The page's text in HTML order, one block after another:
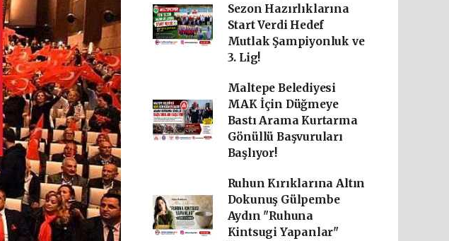
Sezon Hazırlıklarına
Start Verdi Hedef
Mutlak Şampiyonluk ve
3. Lig!
Maltepe Belediyesi
MAK İçin Düğmeye
Bastı Arama Kurtarma
Gönüllü Başvuruları
Başlıyor!
Ruhun Kırıklarına Altın
Dokunuş Gülpembe
Aydın "Ruhuna
Kintsugi Yapanlar"